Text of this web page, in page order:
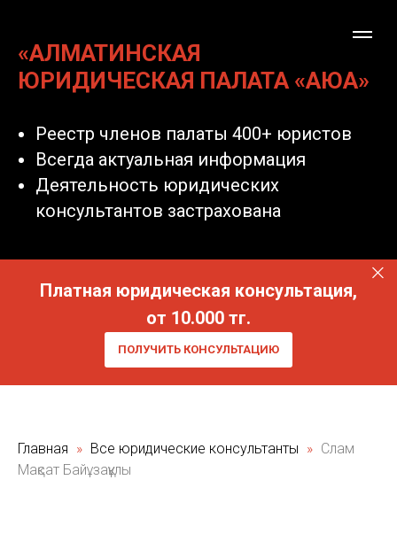
«АЛМАТИНСКАЯ
ЮРИДИЧЕСКАЯ ПАЛАТА «АЮА»
Реестр членов палаты 400+ юристов
Всегда актуальная информация
Деятельность юридических
консультантов застрахована
Платная юридическая консультация,
от 10.000 тг.
ПОЛУЧИТЬ КОНСУЛЬТАЦИЮ
Главная Все юридические консультанты
Слам
Мақсат Байұзақұлы